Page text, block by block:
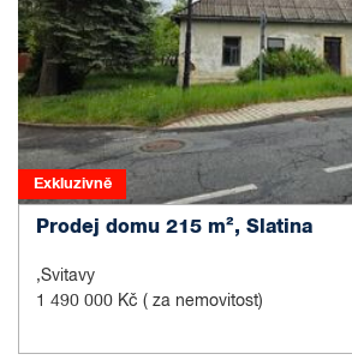
Exkluzivně
Prodej domu 215 m², Slatina
,Svitavy
1 490 000 Kč ( za nemovitost)